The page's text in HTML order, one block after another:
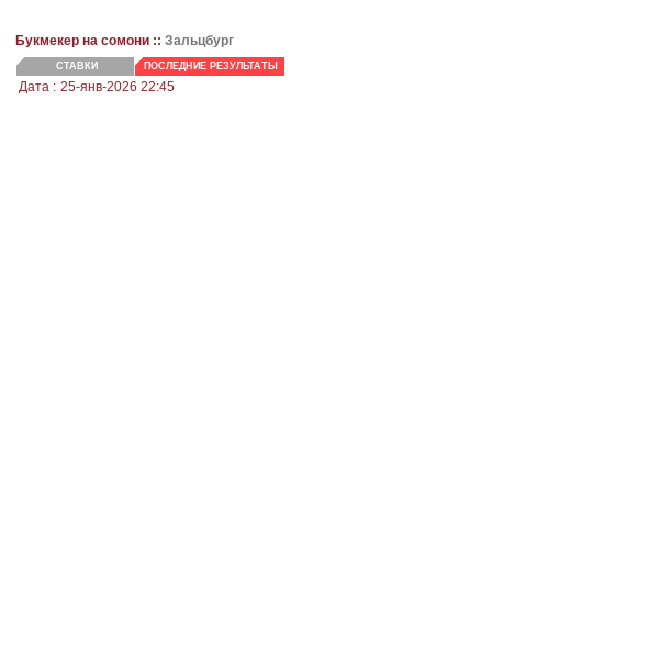
Букмекер на сомони :: Зальцбург
СТАВКИ ПОСЛЕДНИЕ РЕЗУЛЬТАТЫ
Дата : 25-янв-2026 22:45